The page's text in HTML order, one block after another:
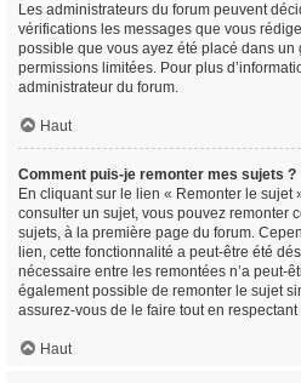
Les administrateurs du forum peuvent
vérifications les messages que vous
possible que vous ayez été placé dans un
permissions limitées. Pour plus
administrateur du forum.
Haut
Comment puis-je remonter mes sujets ?
En cliquant sur le lien « Remonter le sujet
consulter un sujet, vous pouvez remonter
sujets, à la première page du forum.
lien, cette fonctionnalité a peut-être été
nécessaire entre les remontées n’a peut-
également possible de remonter le sujet
assurez-vous de le faire tout en
Haut